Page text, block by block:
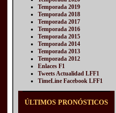
Temporada 2019
Temporada 2018
Temporada 2017
Temporada 2016
Temporada 2015
Temporada 2014
Temporada 2013
Temporada 2012
Enlaces F1
Tweets Actualidad LFF1
TimeLine Facebook LFF1
ÚLTIMOS PRONÓSTICOS